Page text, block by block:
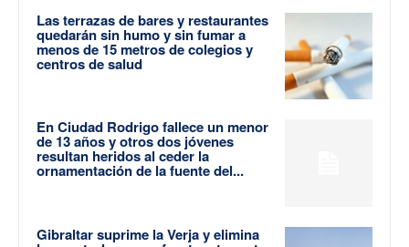
Las terrazas de bares y restaurantes
quedarán sin humo y sin fumar a
menos de 15 metros de colegios y
centros de salud
En Ciudad Rodrigo fallece un menor
de 13 años y otros dos jóvenes
resultan heridos al ceder la
ornamentación de la fuente del...
Gibraltar suprime la Verja y elimina